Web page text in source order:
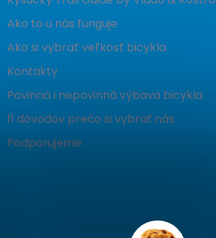
Ako to u nás funguje
Ako si vybrať veľkosť bicykla
Kontakty
Povinná i nepovinná výbava bicykla
11 dôvodov prečo si vybrať nás
Podporujeme